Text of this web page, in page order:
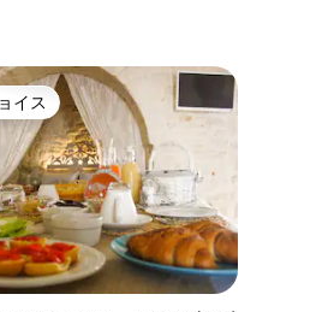
トチョイスです。
イス